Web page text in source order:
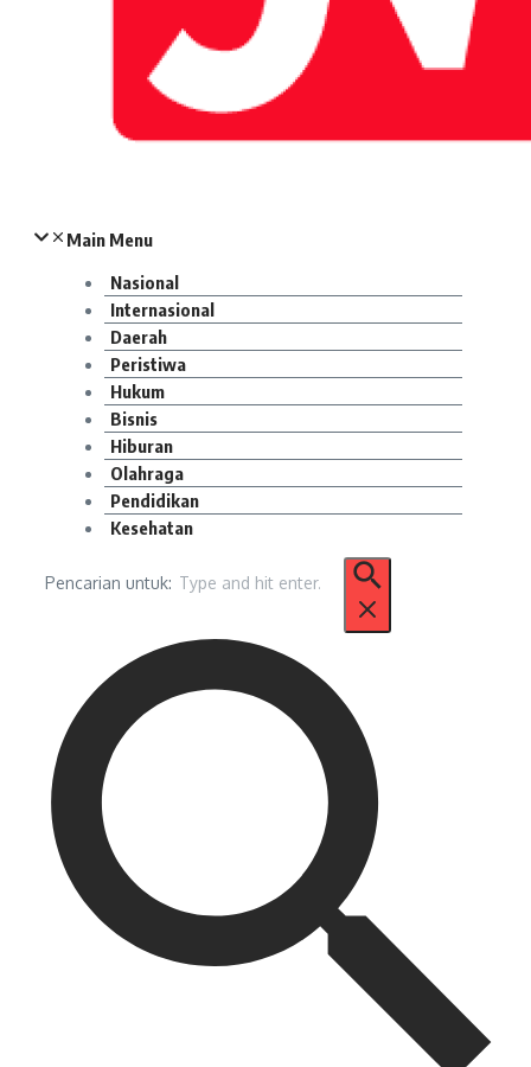
Main Menu
Nasional
Internasional
Daerah
Peristiwa
Hukum
Bisnis
Hiburan
Olahraga
Pendidikan
Kesehatan
Pencarian untuk: